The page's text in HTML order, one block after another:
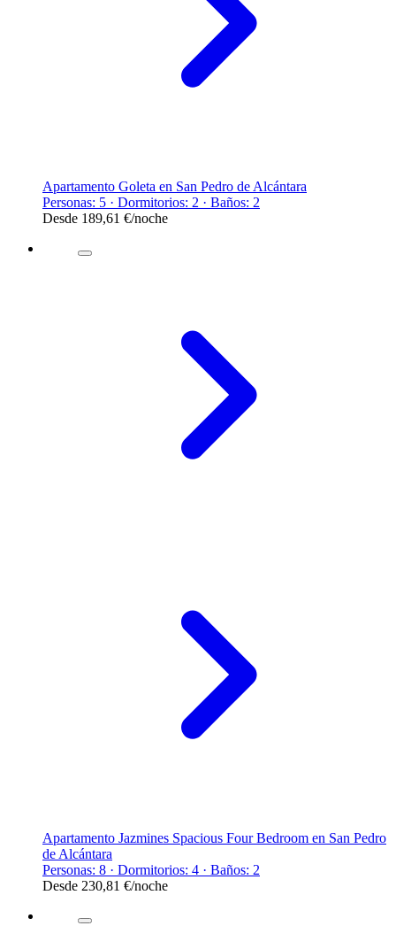
Apartamento Goleta en San Pedro de Alcántara
Personas: 5 · Dormitorios: 2 · Baños: 2
Desde 189,61 €/noche
Apartamento Jazmines Spacious Four Bedroom en San Pedro
de Alcántara
Personas: 8 · Dormitorios: 4 · Baños: 2
Desde 230,81 €/noche